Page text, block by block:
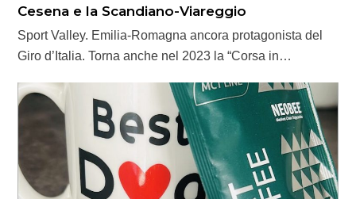
Cesena e la Scandiano-Viareggio
Sport Valley. Emilia-Romagna ancora protagonista del
Giro d’Italia. Torna anche nel 2023 la “Corsa in…